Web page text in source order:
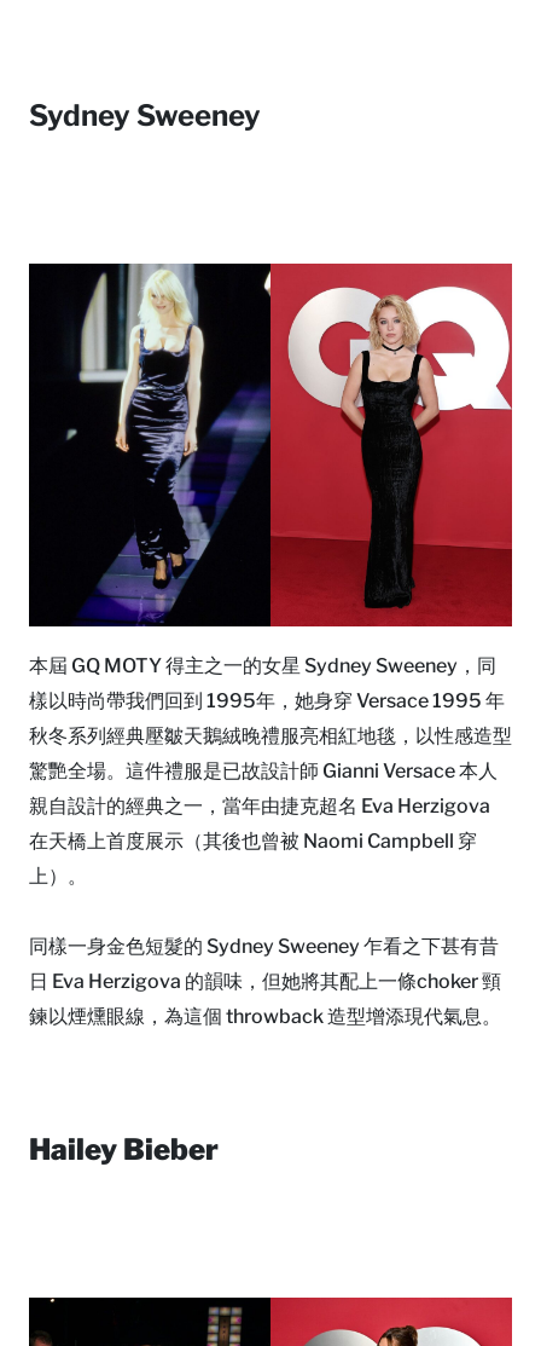
Sydney Sweeney
本屆 GQ MOTY 得主之一的女星 Sydney Sweeney，同
樣以時尚帶我們回到 1995年，她身穿 Versace 1995 年
秋冬系列經典壓皺天鵝絨晚禮服亮相紅地毯，以性感造型
驚艷全場。這件禮服是已故設計師 Gianni Versace 本人
親自設計的經典之一，當年由捷克超名 Eva Herzigova
在天橋上首度展示（其後也曾被 Naomi Campbell 穿
上）。
同樣一身金色短髮的 Sydney Sweeney 乍看之下甚有昔
日 Eva Herzigova 的韻味，但她將其配上一條choker 頸
鍊以煙燻眼線，為這個 throwback 造型增添現代氣息。
Hailey Bieber